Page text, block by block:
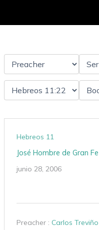
Hebreos 11
José Hombre de Gran Fe
junio 28, 2006
Preacher : Carlos Treviño